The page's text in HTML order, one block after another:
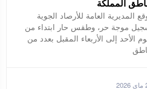
المملكة
المديرية العامة للأرصاد الجوية
موجة حر، وطقس حار ابتداء من
الأحد إلى الأربعاء المقبل بعدد من